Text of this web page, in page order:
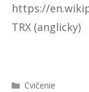
https://
TRX (anglicky)
Kategórie
Cvičenie